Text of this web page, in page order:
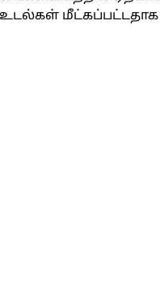
உடல்கள் மீட்கப்பட்டதாக